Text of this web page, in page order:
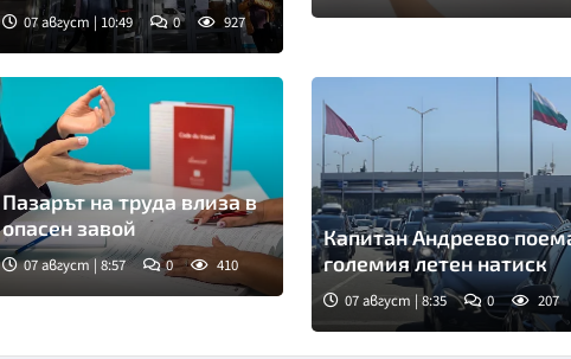
Снимка: БТА
07 август | 10:49 0 927
Пазарът на труда влиза в
опасен завой
07 август | 8:57 0 410
Снимка: БНТ
Капитан Андреево
големия летен натиск
07 август | 8:35 0 207